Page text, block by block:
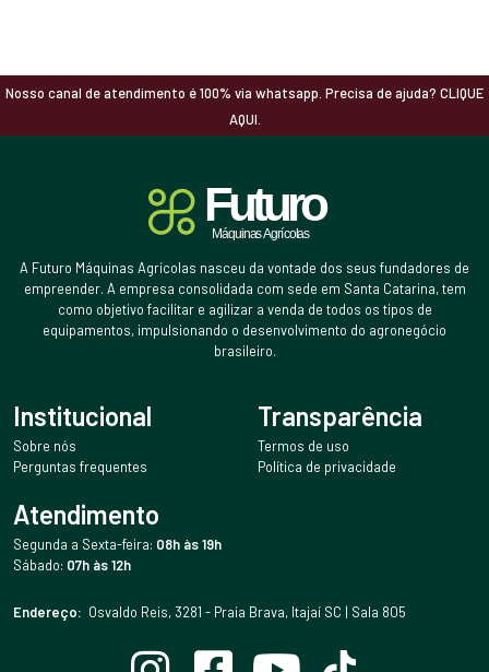
Nosso canal de atendimento é 100% via whatsapp. Precisa de ajuda? CLIQUE
AQUI.
A Futuro Máquinas Agrícolas nasceu da vontade dos seus fundadores de
empreender. A empresa consolidada com sede em Santa Catarina, tem
como objetivo facilitar e agilizar a venda de todos os tipos de
equipamentos, impulsionando o desenvolvimento do agronegócio
brasileiro.
Institucional
Sobre nós
Perguntas frequentes
Transparência
Termos de uso
Política de privacidade
Atendimento
Segunda a Sexta-feira: 08h às 19h
Sábado: 07h às 12h
Endereço: Osvaldo Reis, 3281 - Praia Brava, Itajaí SC | Sala 805